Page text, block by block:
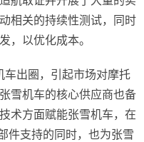
相关的持续性测试，同时
，以优化成本。
出圈，引起市场对摩托
雪机车的核心供应商也备
术方面赋能张雪机车，在
件支持的同时，也为张雪